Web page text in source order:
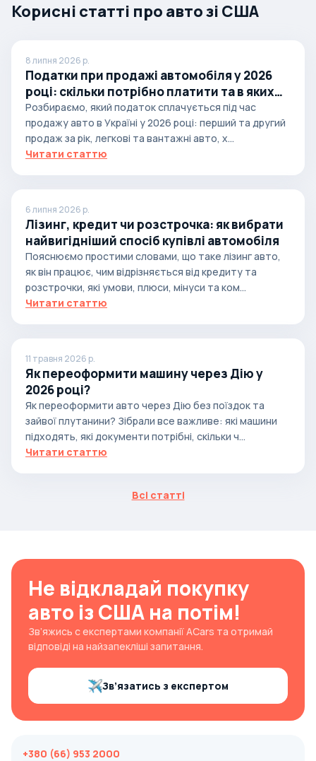
Корисні статті про авто зі США
8 липня 2026 р.
Податки при продажі автомобіля у 2026
році: скільки потрібно платити та в яких
випадках
Розбираємо, який податок сплачується під час
продажу авто в Україні у 2026 році: перший та другий
продаж за рік, легкові та вантажні авто, х...
Читати статтю
6 липня 2026 р.
Лізинг, кредит чи розстрочка: як вибрати
найвигідніший спосіб купівлі автомобіля
Пояснюємо простими словами, що таке лізинг авто,
як він працює, чим відрізняється від кредиту та
розстрочки, які умови, плюси, мінуси та ком...
Читати статтю
11 травня 2026 р.
Як переоформити машину через Дію у
2026 році?
Як переоформити авто через Дію без поїздок та
зайвої плутанини? Зібрали все важливе: які машини
підходять, які документи потрібні, скільки ч...
Читати статтю
Всі статті
Не відкладай покупку
авто із США на потім!
Зв’яжись с експертами компанії ACars та отримай
відповіді на найзапекліші запитання.
Зв’язатись з експертом
+380 (66) 953 2000